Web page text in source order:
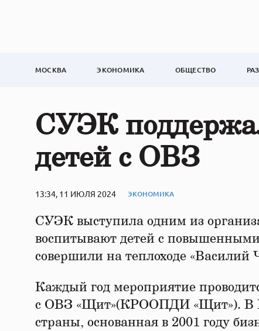
МОСКВА ЭКОНОМИКА ОБЩЕСТВО
СУЭК
детей с ОВЗ
13:34, 11 ИЮЛЯ 2024 ЭКОНОМИКА
СУЭК выступила одним из
воспитывают детей с
совершили на теплоходе «Василий
Каждый год мероприятие
с ОВЗ «Щит»(КРООПДИ «Щит»). В
страны, основанная в 2001 году